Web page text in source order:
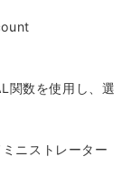
関数を使用し、選
ミニストレーター